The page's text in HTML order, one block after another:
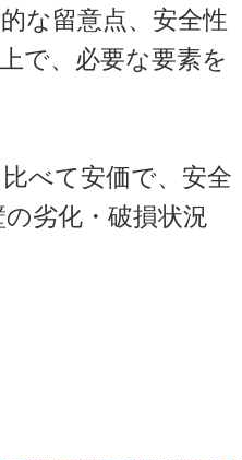
な留意点、安全性
で、必要な要素を
べて安価で、安全
劣化・破損状況